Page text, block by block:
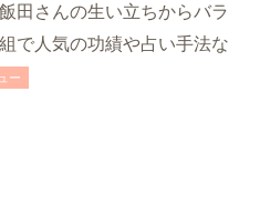
田さんの生い立ちからバラ
で人気の功績や占い手法な
ー